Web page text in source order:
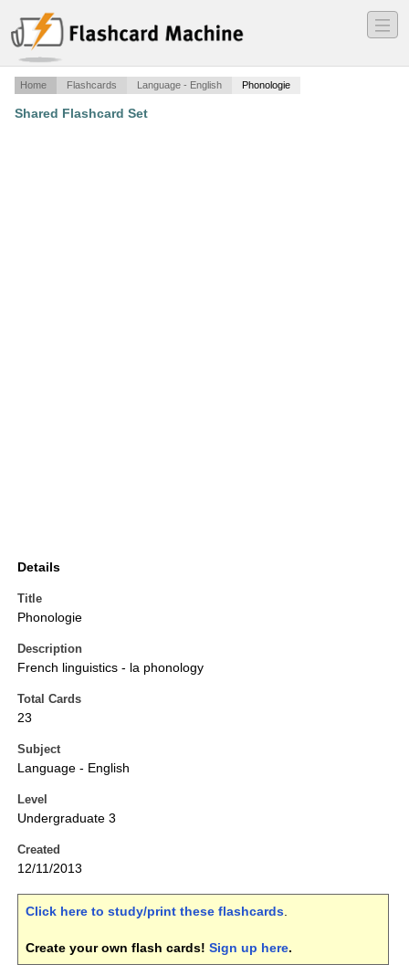
―
―
―
Home Flashcards Language - English Phonologie
Shared Flashcard Set
Details
Title
Phonologie
Description
French linguistics - la phonology
Total Cards
23
Subject
Language - English
Level
Undergraduate 3
Created
12/11/2013
Click here to study/print these flashcards.
Create your own flash cards! Sign up here.